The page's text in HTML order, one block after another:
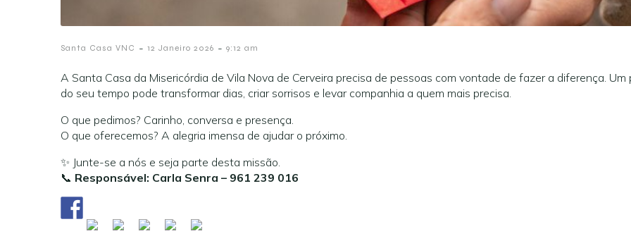
Santa Casa VNC - 12 Janeiro 2026 - 9:12 am
A Santa Casa da Misericórdia de Vila Nova de Cerveira precisa de pessoas com vontade de fazer a diferença. Um
do seu tempo pode transformar dias, criar sorrisos e levar companhia a quem mais precisa.
O que pedimos? Carinho, conversa e presença.
O que oferecemos? A alegria imensa de ajudar o próximo.
✨ Junte-se a nós e seja parte desta missão.
📞 Responsável: Carla Senra – 961 239 016